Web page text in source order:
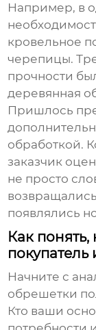
Например, в
кровельное
черепицы.
прочности
деревянная
Пришлось
обработкой.
заказчик
не просто
возвращались
появлялись
Как
покупатель
Начните с
обрешетки
Кто ваши